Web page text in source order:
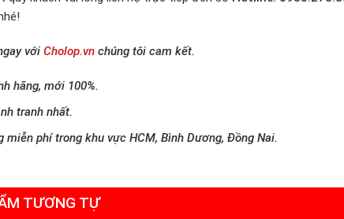
với Cholop.vn chúng tôi cam kết.
hãng, mới 100%.
tranh nhất.
miễn phí trong khu vực HCM, Bình Dương, Đồng Nai.
TƯƠNG TỰ